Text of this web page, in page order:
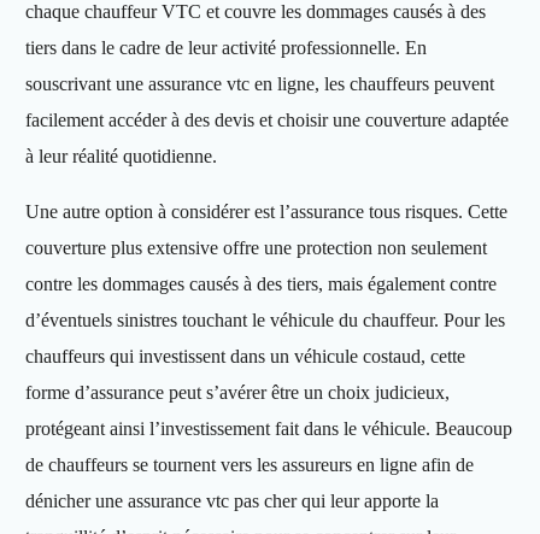
chaque chauffeur VTC et couvre les dommages causés à des
tiers dans le cadre de leur activité professionnelle. En
souscrivant une assurance vtc en ligne, les chauffeurs peuvent
facilement accéder à des devis et choisir une couverture adaptée
à leur réalité quotidienne.
Une autre option à considérer est l’assurance tous risques. Cette
couverture plus extensive offre une protection non seulement
contre les dommages causés à des tiers, mais également contre
d’éventuels sinistres touchant le véhicule du chauffeur. Pour les
chauffeurs qui investissent dans un véhicule costaud, cette
forme d’assurance peut s’avérer être un choix judicieux,
protégeant ainsi l’investissement fait dans le véhicule. Beaucoup
de chauffeurs se tournent vers les assureurs en ligne afin de
dénicher une assurance vtc pas cher qui leur apporte la